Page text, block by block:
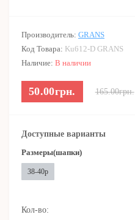
Производитель: GRANS
Код Товара: Ku612-D GRANS
Наличие: В наличии
50.00грн. 165.00грн.
Доступные варианты
Размеры(шапки)
38-40р
Кол-во: